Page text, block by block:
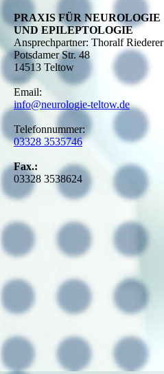
PRAXIS FÜR NEUROLOGIE
UND EPILEPTOLOGIE
Ansprechpartner: Thoralf Riederer
Potsdamer Str. 48
14513 Teltow
Email:
info@neurologie-teltow.de
Telefonnummer:
03328 3535746
Fax.:
03328 3538624